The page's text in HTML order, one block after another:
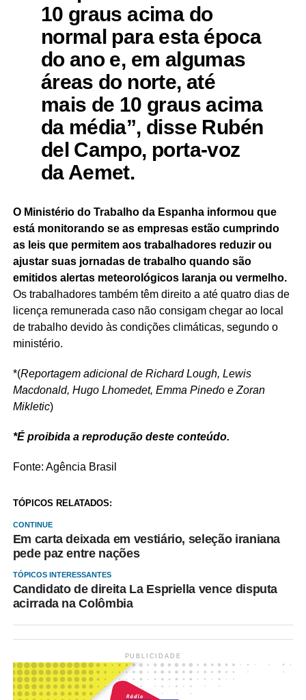
10 graus acima do
normal para esta época
do ano e, em algumas
áreas do norte, até
mais de 10 graus acima
da média”, disse Rubén
del Campo, porta-voz
da Aemet.
O Ministério do Trabalho da Espanha informou que
está monitorando se as empresas estão cumprindo
as leis que permitem aos trabalhadores reduzir ou
ajustar suas jornadas de trabalho quando são
emitidos alertas meteorológicos laranja ou vermelho.
Os trabalhadores também têm direito a até quatro dias de
licença remunerada caso não consigam chegar ao local
de trabalho devido às condições climáticas, segundo o
ministério.
*(Reportagem adicional de Richard Lough, Lewis
Macdonald, Hugo Lhomedet, Emma Pinedo e Zoran
Mikletic)
*É proibida a reprodução deste conteúdo.
Fonte: Agência Brasil
TÓPICOS RELATADOS:
CONTINUE
Em carta deixada em vestiário, seleção iraniana
pede paz entre nações
TÓPICOS INTERESSANTES
Candidato de direita La Espriella vence disputa
acirrada na Colômbia
PUBLICIDADE